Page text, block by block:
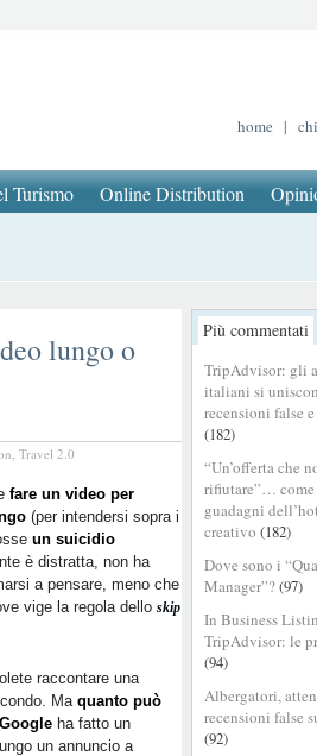
home |
Turismo Online Distribution
Più commentati
TripAdvisor: gli
italiani si
recensioni false
(182)
“Un’offerta che
rifiutare”… come
guadagni
creativo (182)
Dove sono i
Manager”?(97)
In Business
TripAdvisor: le
(94)
Albergatori,
recensioni false
(92)
lungo o
, Travel 2.0
fare un video per
(per intendersi sopra i
un suicidio
è distratta, non ha
a pensare, meno che
vige la regola dello skip
raccontare una
Ma quanto può
Google ha fatto un
un annuncio a